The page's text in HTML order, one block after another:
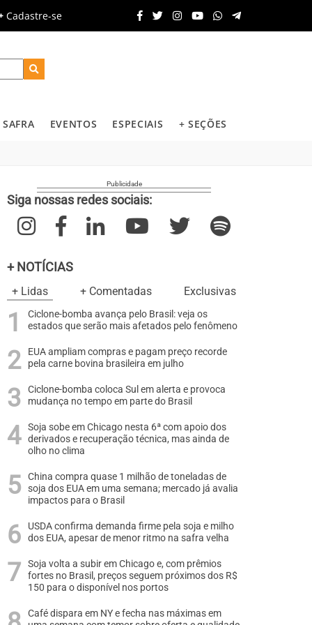
Cadastre-se
SAFRA EVENTOS ESPECIAIS + SEÇÕES
Siga nossas redes sociais:
+ NOTÍCIAS
+ Lidas + Comentadas Exclusivas
Ciclone-bomba avança pelo Brasil: veja os
estados que serão mais afetados pelo fenômeno
EUA ampliam compras e pagam preço recorde
pela carne bovina brasileira em julho
Ciclone-bomba coloca Sul em alerta e provoca
mudança no tempo em parte do Brasil
Soja sobe em Chicago nesta 6ª com apoio dos
derivados e recuperação técnica, mas ainda de
olho no clima
China compra quase 1 milhão de toneladas de
soja dos EUA em uma semana; mercado já avalia
impactos para o Brasil
USDA confirma demanda firme pela soja e milho
dos EUA, apesar de menor ritmo na safra velha
Soja volta a subir em Chicago e, com prêmios
fortes no Brasil, preços seguem próximos dos R$
150 para o disponível nos portos
Café dispara em NY e fecha nas máximas em